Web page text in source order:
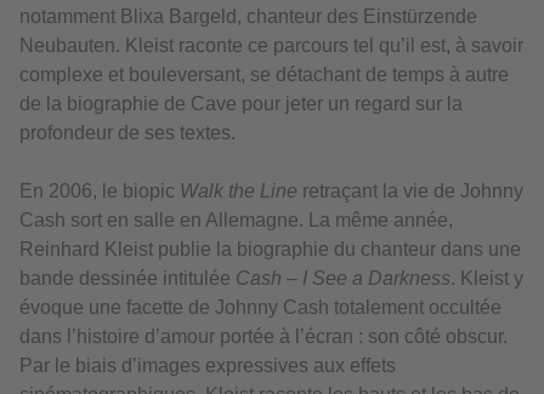
notamment Blixa Bargeld, chanteur des Einstürzende
Neubauten. Kleist raconte ce parcours tel qu’il est, à savoir
complexe et bouleversant, se détachant de temps à autre
de la biographie de Cave pour jeter un regard sur la
profondeur de ses textes.
En 2006, le biopic Walk the Line retraçant la vie de Johnny
Cash sort en salle en Allemagne. La même année,
Reinhard Kleist publie la biographie du chanteur dans une
bande dessinée intitulée Cash – I See a Darkness. Kleist y
évoque une facette de Johnny Cash totalement occultée
dans l’histoire d’amour portée à l’écran : son côté obscur.
Par le biais d’images expressives aux effets